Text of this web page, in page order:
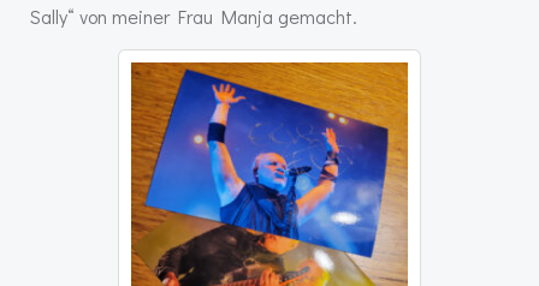
Sally“ von meiner Frau Manja gemacht.